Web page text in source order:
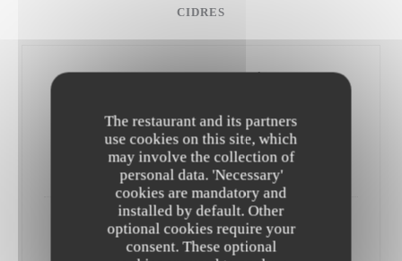
The restaurant and its partners
use cookies on this site, which
may involve the collection of
personal data. 'Necessary'
cookies are mandatory and
installed by default. Other
optional cookies require your
consent. These optional
CIDRES
Le Gorvello Coco d'Issé (Bio)
d'Issé (56) Vif et Fruité, aromes de Fruits Rouges, 3°
28,50 EUR
La Boutei.
Coat-Albret Brut
Cidre Brut Charpenté et Puissant (35), 5,5°